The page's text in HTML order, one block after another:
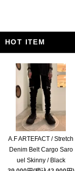
HOT ITEM
A.F ARTEFACT / Stretch
Denim Belt Cargo Saro
uel Skinny / Black